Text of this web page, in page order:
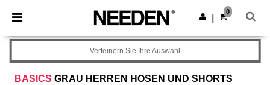
× Needen App
Bessere Preise in der App!
App holen
0
BASICS GRAU HERREN HOSEN UND SHORTS
Verfeinern Sie Ihre Auswahl